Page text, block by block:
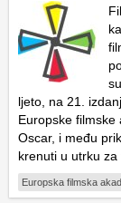
ljeto, na 21.
Europske
Oscar, i među
krenuti u utrku
Europska filmska